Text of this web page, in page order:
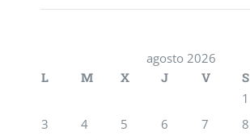
agosto 2026
L
M X J V S
1
3
4 5 6 7 8